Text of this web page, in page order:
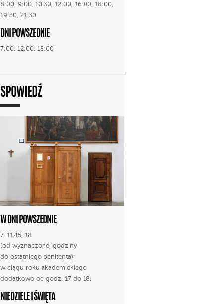
8:00, 9:00, 10:30, 12:00, 16:00, 18:00,
19:30, 21:30
DNI POWSZEDNIE
7:00, 12:00, 18:00
SPOWIEDŹ
W DNI POWSZEDNIE
7, 11.45, 18
(od wyznaczonej godziny
do ostatniego penitenta);
w ciągu roku akademickiego
dodatkowo od godz. 17 do 18.
NIEDZIELE I ŚWIĘTA